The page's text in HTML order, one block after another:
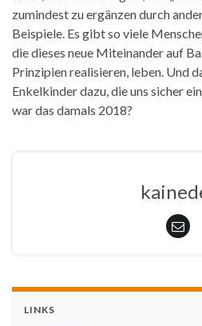
zumindest zu ergänzen durch
Beispiele. Es gibt so viele
die dieses neue Miteinander auf
Prinzipien realisieren, leben. Und
Enkelkinder dazu, die uns sicher
war das damals 2018?
LINKS